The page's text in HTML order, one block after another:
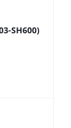
SH600)